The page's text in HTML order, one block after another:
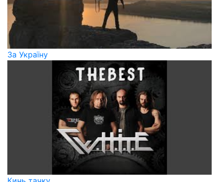
За Україну